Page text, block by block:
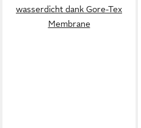
wasserdicht dank Gore-Tex
Membrane